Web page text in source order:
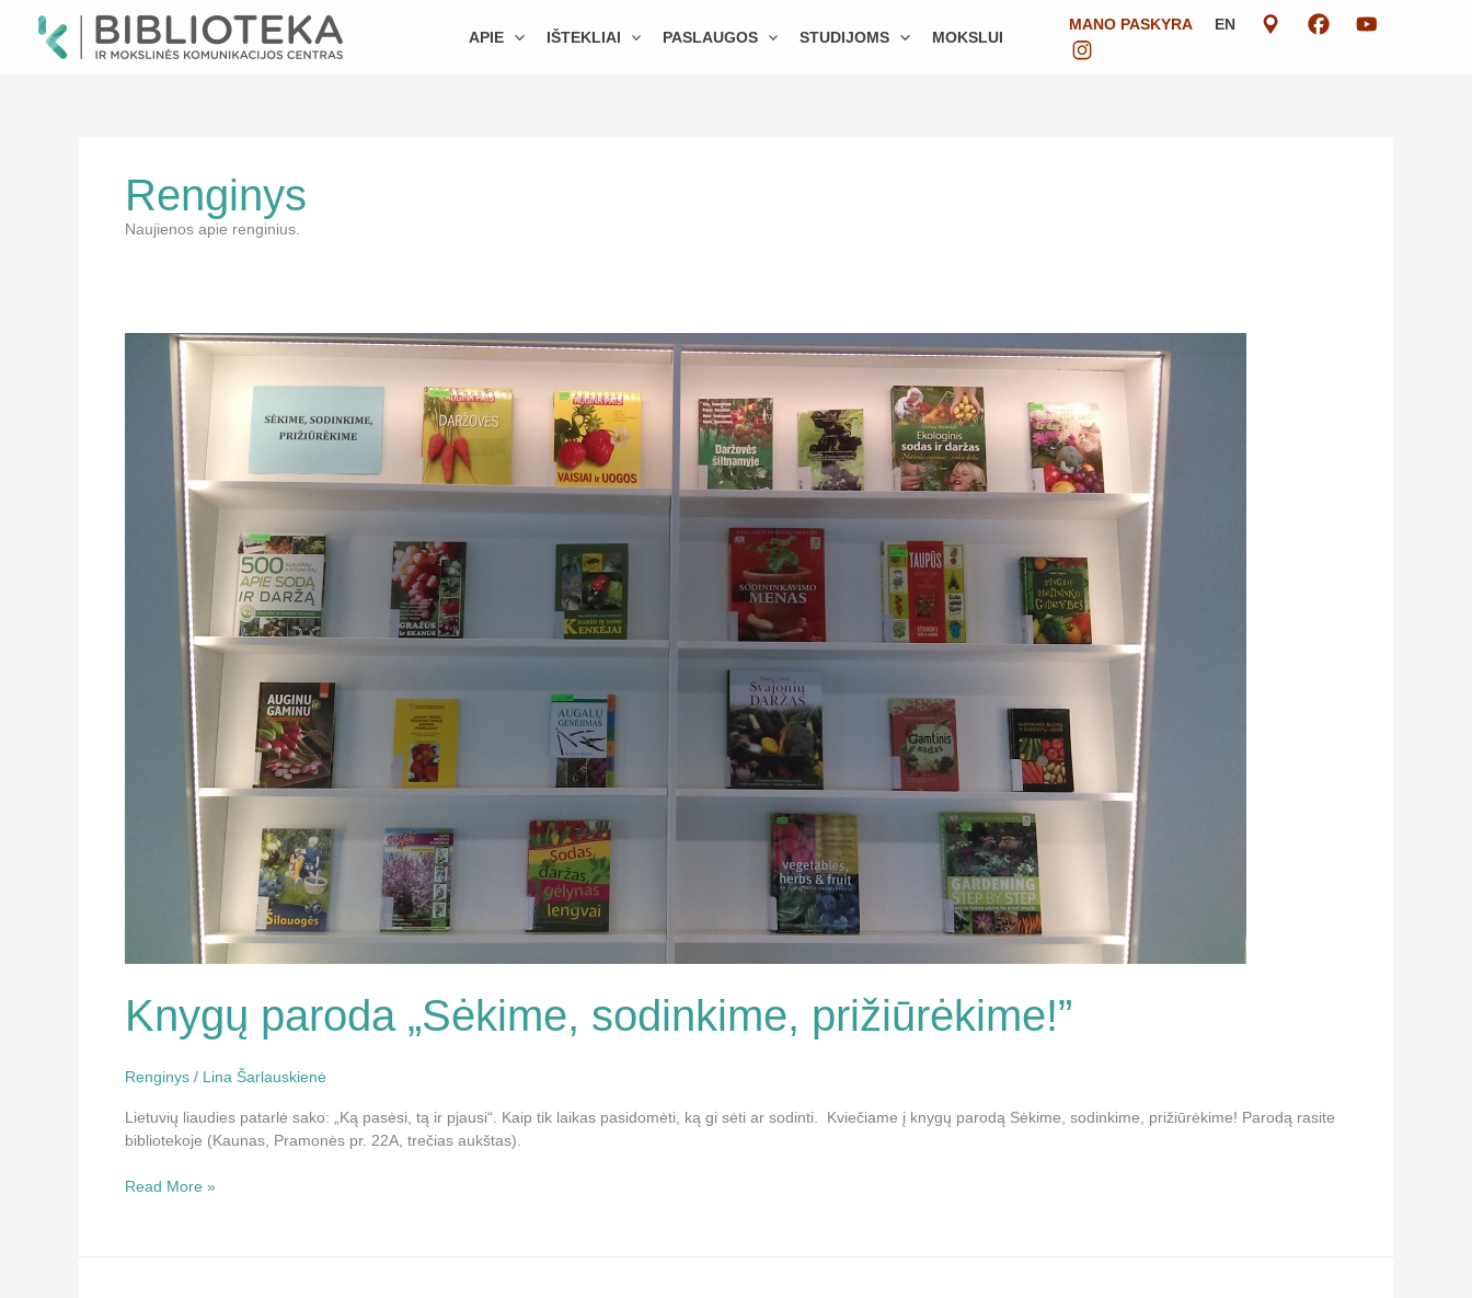
APIE IŠTEKLIAI PASLAUGOS STUDIJOMS MOKSLUI
MANO PASKYRA EN
Renginys
Naujienos apie renginius.
Knygų paroda „Sėkime, sodinkime, prižiūrėkime!”
Renginys / Lina Šarlauskienė
Lietuvių liaudies patarlė sako: „Ką pasėsi, tą ir pjausi“. Kaip tik laikas pasidomėti, ką gi sėti ar sodinti. Kviečiame į knygų parodą Sėkime, sodinkime, prižiūrėkime! Parodą rasite
bibliotekoje (Kaunas, Pramonės pr. 22A, trečias aukštas).
paroda
„Sėkime,
sodinkime,
prižiūrėkime!”
Read More »